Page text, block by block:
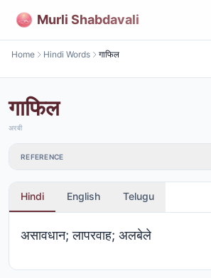
Murli Shabdavali
Home Hindi Words गाफिल
गाफिल
अरबी
REFERENCE
Hindi English Telugu
असावधान; लापरवाह; अलबेले